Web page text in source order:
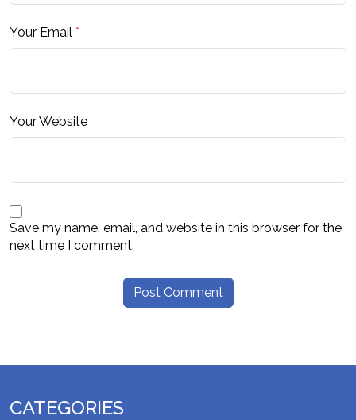
Your Email *
Your Website
Save my name, email, and website in this browser for the
next time I comment.
CATEGORIES